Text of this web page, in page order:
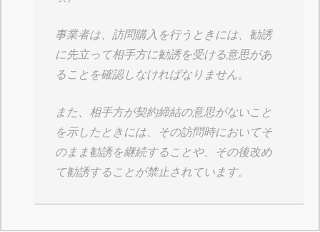
事業者は、訪問購入を行うときには、勧誘
に先立って相手方に勧誘を受ける意思があ
ることを確認しなければなりません。
また、相手方が契約締結の意思がないこと
を示したときには、その訪問時においてそ
のまま勧誘を継続することや、その後改め
て勧誘することが禁止されています。